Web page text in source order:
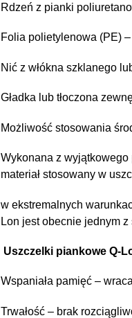
Rdzeń z pianki
Folia polietylenowa (PE)
Nić z włókna szklanego
Gładka lub tłoczona
Możliwość stosowania
Wykonana z wyjątkowego
materiał stosowany w
w ekstremalnych
Lon jest obecnie jednym
Uszczelki piankowe Q-
Wspaniała pamięć –
Trwałość – brak